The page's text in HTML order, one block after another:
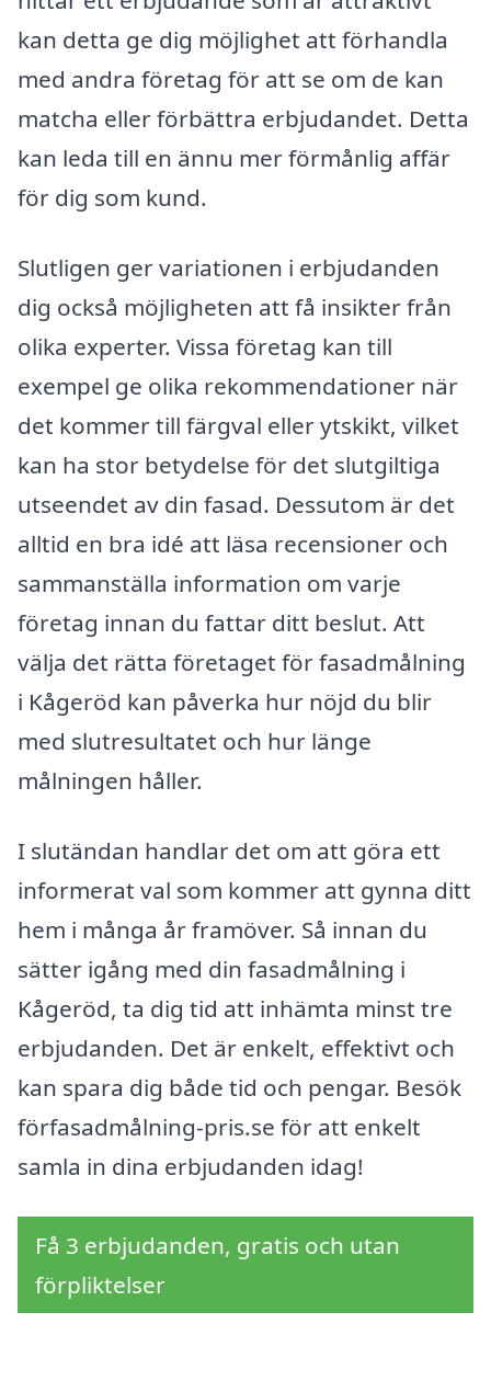
kan detta ge dig möjlighet att förhandla
med andra företag för att se om de kan
matcha eller förbättra erbjudandet. Detta
kan leda till en ännu mer förmånlig affär
för dig som kund.
Slutligen ger variationen i erbjudanden
dig också möjligheten att få insikter från
olika experter. Vissa företag kan till
exempel ge olika rekommendationer när
det kommer till färgval eller ytskikt, vilket
kan ha stor betydelse för det slutgiltiga
utseendet av din fasad. Dessutom är det
alltid en bra idé att läsa recensioner och
sammanställa information om varje
företag innan du fattar ditt beslut. Att
välja det rätta företaget för fasadmålning
i Kågeröd kan påverka hur nöjd du blir
med slutresultatet och hur länge
målningen håller.
I slutändan handlar det om att göra ett
informerat val som kommer att gynna ditt
hem i många år framöver. Så innan du
sätter igång med din fasadmålning i
Kågeröd, ta dig tid att inhämta minst tre
erbjudanden. Det är enkelt, effektivt och
kan spara dig både tid och pengar. Besök
förfasadmålning-pris.se för att enkelt
samla in dina erbjudanden idag!
Få 3 erbjudanden, gratis och utan
förpliktelser